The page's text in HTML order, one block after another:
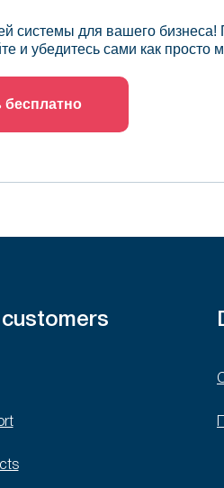
системы для вашего бизнеса!
и убедитесь сами как
бесплатно
customers